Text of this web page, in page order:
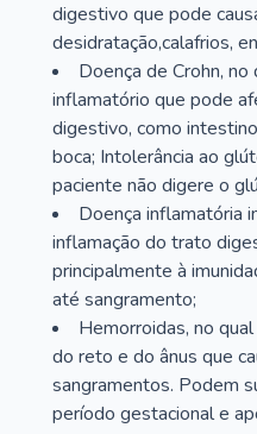
digestivo que pode
desidratação,calafrios,
Doença de Crohn,
inflamatório que pode
digestivo, como
boca; Intolerância ao
paciente não digere o
Doença inflamatória
inflamação do trato
principalmente à
até sangramento;
Hemorroidas, no
do reto e do ânus que
sangramentos. Podem
período gestacional e